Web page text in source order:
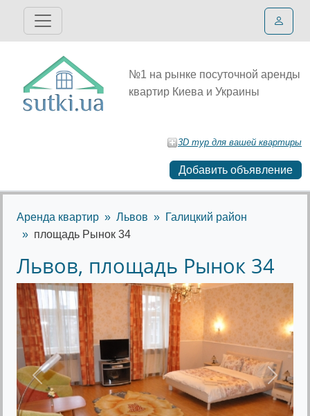
№1 на рынке посуточной аренды
квартир Киева и Украины
3D тур для вашей квартиры
Добавить объявление
Аренда квартир Львов
Галицкий район
площадь Рынок 34
Львов, площадь Рынок 34
Предыдущее